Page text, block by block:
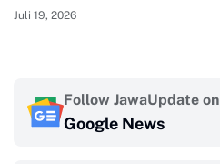
Juli 19, 2026
Follow JawaUpdate on
Google News